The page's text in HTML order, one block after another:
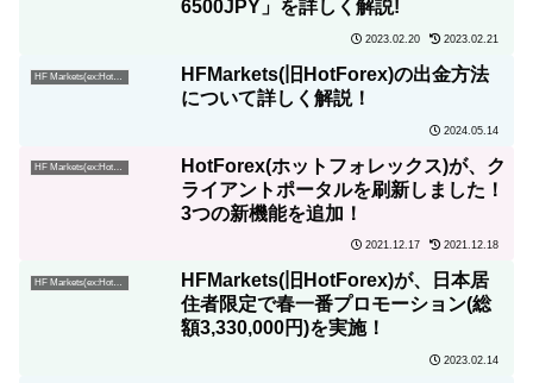
6500JPY」を詳しく解説!
2023.02.20 2023.02.21
HF Markets(ex:HotForex)
HFMarkets(旧HotForex)の出金方法
について詳しく解説！
2024.05.14
HF Markets(ex:HotForex)
HotForex(ホットフォレックス)が、ク
ライアントポータルを刷新しました！
3つの新機能を追加！
2021.12.17 2021.12.18
HF Markets(ex:HotForex)
HFMarkets(旧HotForex)が、日本居
住者限定で春一番プロモーション(総
額3,330,000円)を実施！
2023.02.14